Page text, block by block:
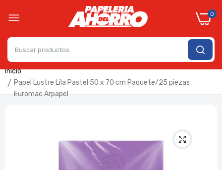
0
Inicio
Papel Lustre Lila Pastel 50 x 70 cm Paquete/25 piezas
Euromac Arpapel